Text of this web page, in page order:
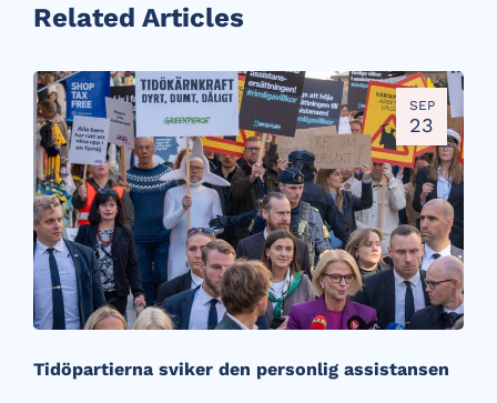
Related Articles
SEP
23
Tidöpartierna sviker den personlig assistansen